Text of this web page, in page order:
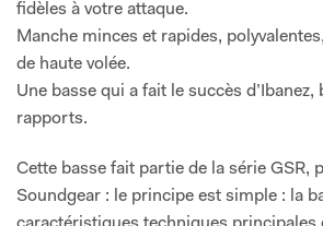
fidèles à votre attaque.
Manche minces et rapides,
de haute volée.
Une basse qui a fait le succès
rapports.
Cette basse fait partie de la série GSR,
Soundgear : le principe est simple : la